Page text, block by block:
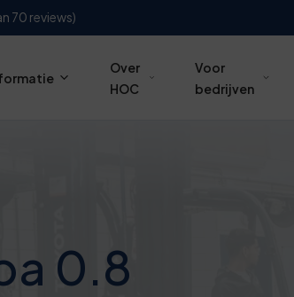
70 reviews)
Over
HOC
Voor
bedrijven
0.8